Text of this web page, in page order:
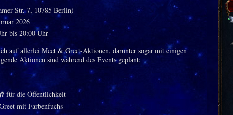
Str. 7, 10785 Berlin)
2026
bis 20:00 Uhr
auf allerlei Meet & Greet-Aktionen, darunter sogar mit einigen
Aktionen sind während des Events geplant:
für die Öffentlichkeit
mit Farbenfuchs